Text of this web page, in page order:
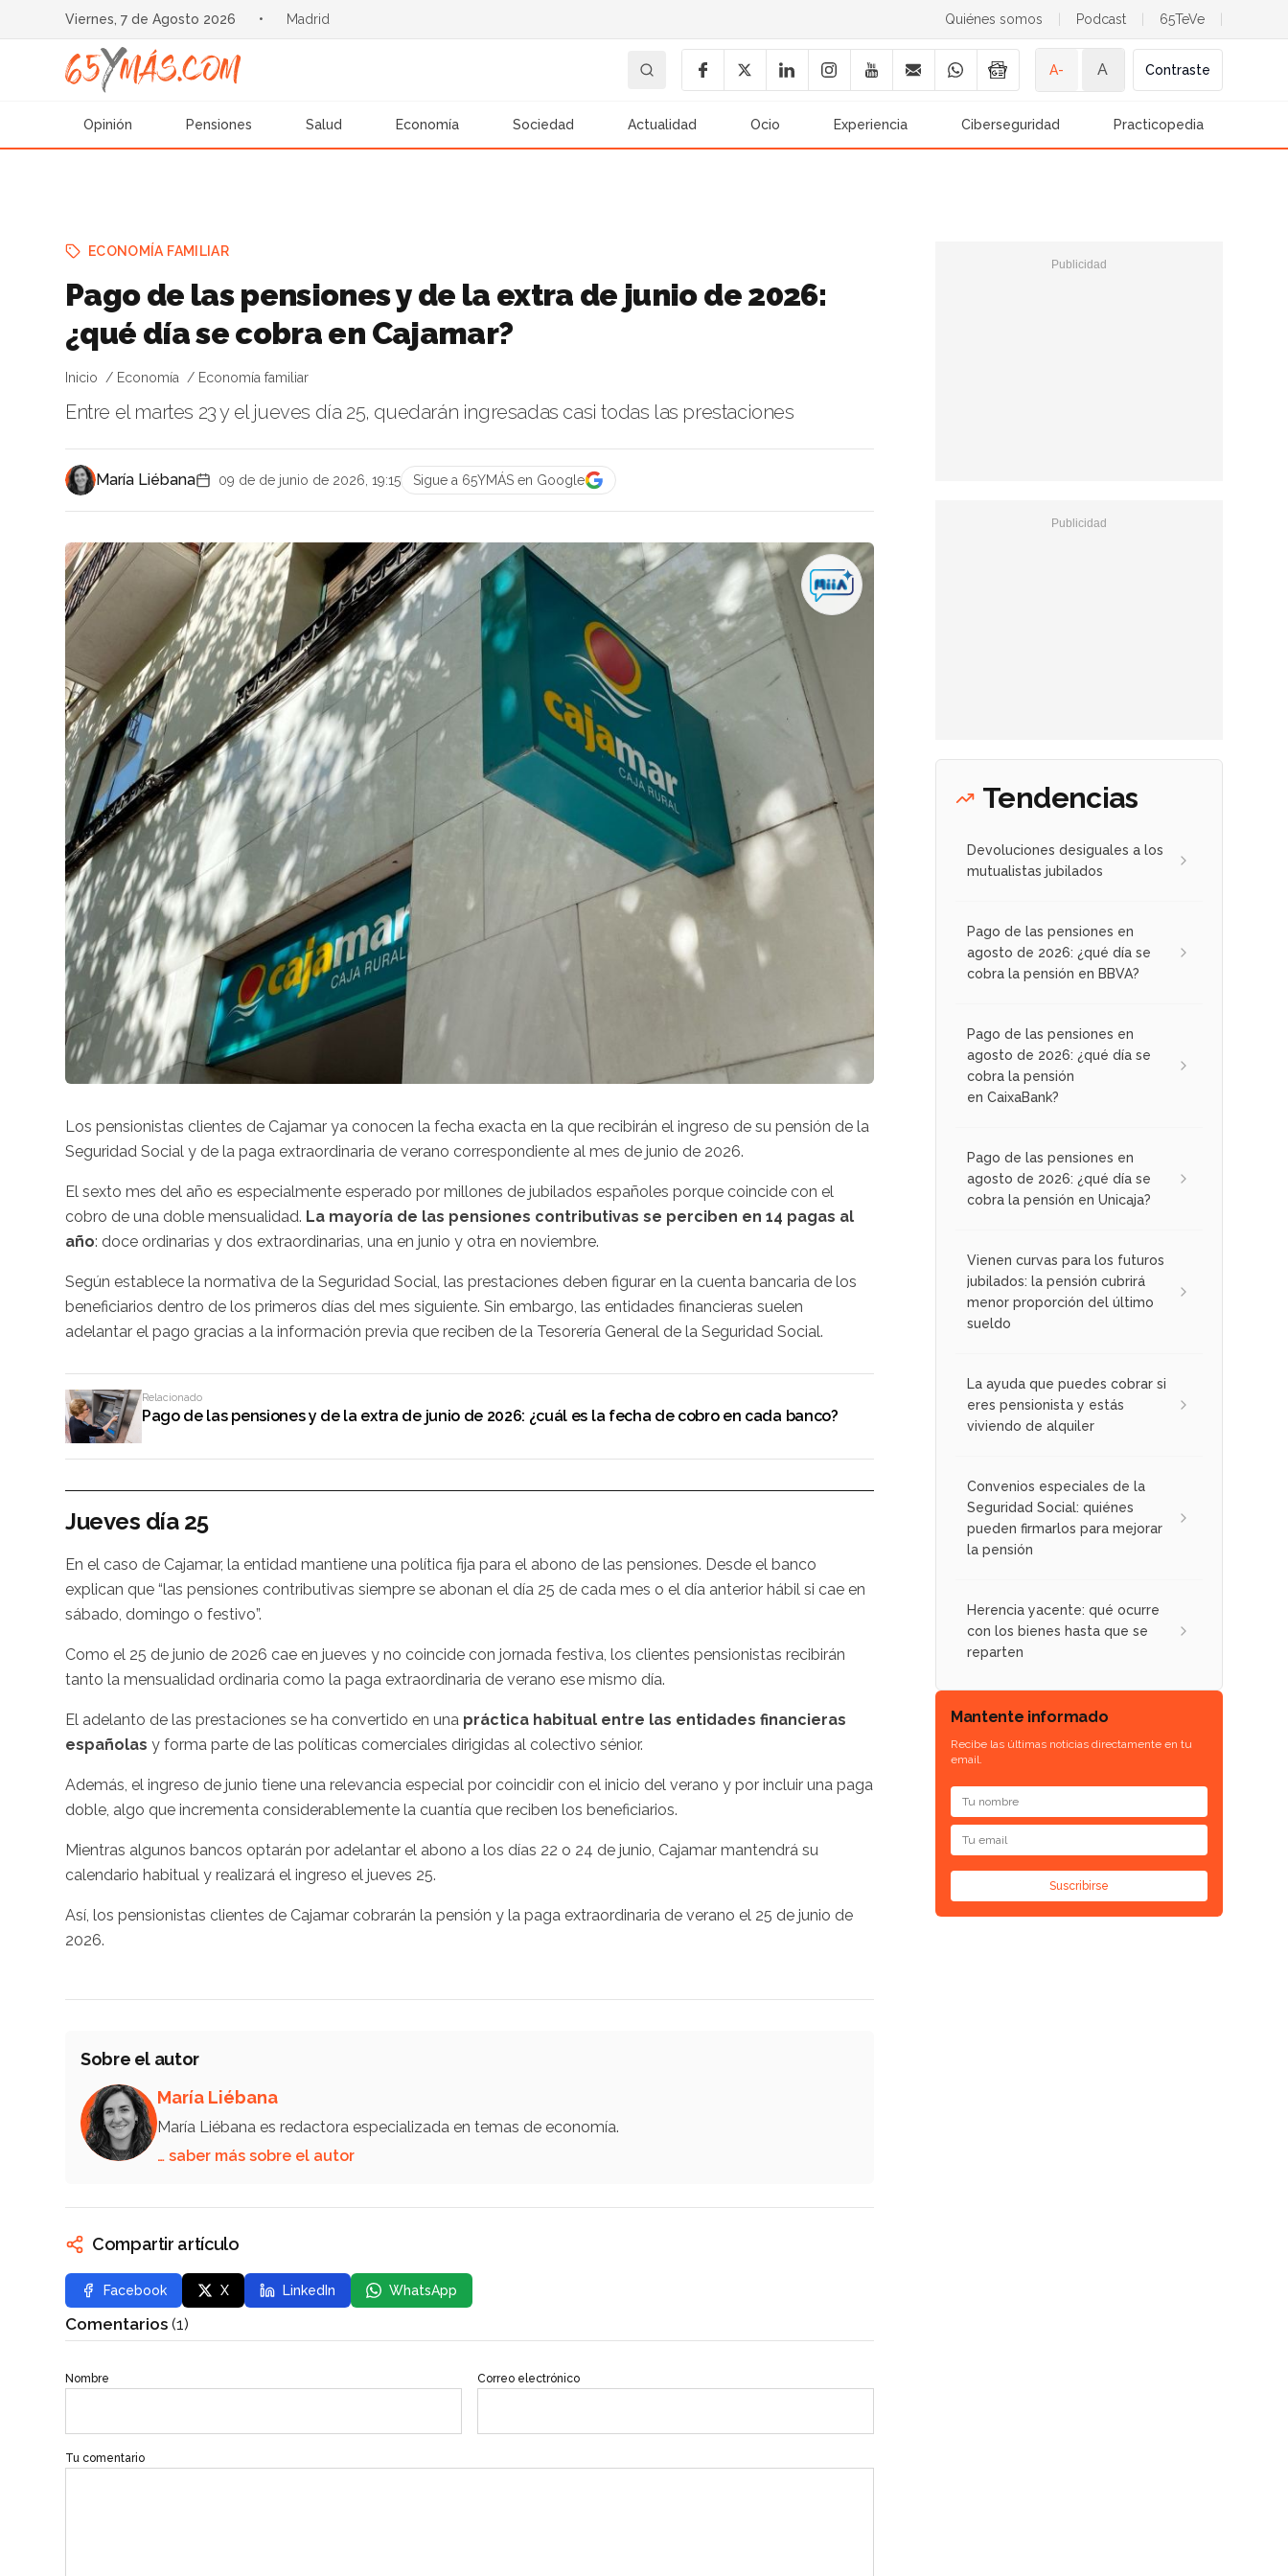
Viernes, 7 de Agosto 2026 • Madrid Quiénes somos Podcast 65TeVe
A- A Contraste
Opinión Pensiones Salud Economía Sociedad Actualidad Ocio Experiencia Ciberseguridad Practicopedia
ECONOMÍA FAMILIAR
Pago de las pensiones y de la extra de junio de 2026:
¿qué día se cobra en Cajamar?
Inicio Economía Economía familiar
Entre el martes 23 y el jueves día 25, quedarán ingresadas casi todas las prestaciones
María Liébana 09 de de junio de 2026, 19:15 Sigue a 65YMÁS en Google
Los pensionistas clientes de Cajamar ya conocen la fecha exacta en la que recibirán el ingreso de su pensión de la
Seguridad Social y de la paga extraordinaria de verano correspondiente al mes de junio de 2026.
El sexto mes del año es especialmente esperado por millones de jubilados españoles porque coincide con el
cobro de una doble mensualidad. La mayoría de las pensiones contributivas se perciben en 14 pagas al
año: doce ordinarias y dos extraordinarias, una en junio y otra en noviembre.
Según establece la normativa de la Seguridad Social, las prestaciones deben figurar en la cuenta bancaria de los
beneficiarios dentro de los primeros días del mes siguiente. Sin embargo, las entidades financieras suelen
adelantar el pago gracias a la información previa que reciben de la Tesorería General de la Seguridad Social.
Relacionado
Pago de las pensiones y de la extra de junio de 2026: ¿cuál es la fecha de cobro en cada banco?
Jueves día 25
En el caso de Cajamar, la entidad mantiene una política fija para el abono de las pensiones. Desde el banco
explican que “las pensiones contributivas siempre se abonan el día 25 de cada mes o el día anterior hábil si cae en
sábado, domingo o festivo”.
Como el 25 de junio de 2026 cae en jueves y no coincide con jornada festiva, los clientes pensionistas recibirán
tanto la mensualidad ordinaria como la paga extraordinaria de verano ese mismo día.
El adelanto de las prestaciones se ha convertido en una práctica habitual entre las entidades financieras
españolas y forma parte de las políticas comerciales dirigidas al colectivo sénior.
Además, el ingreso de junio tiene una relevancia especial por coincidir con el inicio del verano y por incluir una paga
doble, algo que incrementa considerablemente la cuantía que reciben los beneficiarios.
Mientras algunos bancos optarán por adelantar el abono a los días 22 o 24 de junio, Cajamar mantendrá su
calendario habitual y realizará el ingreso el jueves 25.
Así, los pensionistas clientes de Cajamar cobrarán la pensión y la paga extraordinaria de verano el 25 de junio de
2026.
Sobre el autor
María Liébana
María Liébana es redactora especializada en temas de economía.
… saber más sobre el autor
Compartir artículo
Facebook X LinkedIn WhatsApp
Comentarios (1)
Nombre Correo electrónico
Tu comentario
Tendencias
Devoluciones desiguales a los
mutualistas jubilados
Pago de las pensiones en
agosto de 2026: ¿qué día se
cobra la pensión en BBVA?
Pago de las pensiones en
agosto de 2026: ¿qué día se
cobra la pensión
en CaixaBank?
Pago de las pensiones en
agosto de 2026: ¿qué día se
cobra la pensión en Unicaja?
Vienen curvas para los futuros
jubilados: la pensión cubrirá
menor proporción del último
sueldo
La ayuda que puedes cobrar si
eres pensionista y estás
viviendo de alquiler
Convenios especiales de la
Seguridad Social: quiénes
pueden firmarlos para mejorar
la pensión
Herencia yacente: qué ocurre
con los bienes hasta que se
reparten
Mantente informado
Recibe las últimas noticias directamente en tu
email.
Suscribirse